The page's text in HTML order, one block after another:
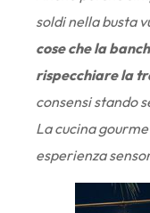
soldi nella busta
cose che la
rispecchiare la
consensi stando
La cucina
esperienza